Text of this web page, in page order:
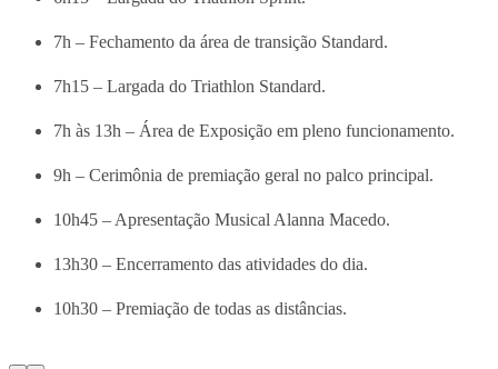
7h – Fechamento da área de transição Standard.
7h15 – Largada do Triathlon Standard.
7h às 13h – Área de Exposição em pleno funcionamento.
9h – Cerimônia de premiação geral no palco principal.
10h45 – Apresentação Musical Alanna Macedo.
13h30 – Encerramento das atividades do dia.
10h30 – Premiação de todas as distâncias.